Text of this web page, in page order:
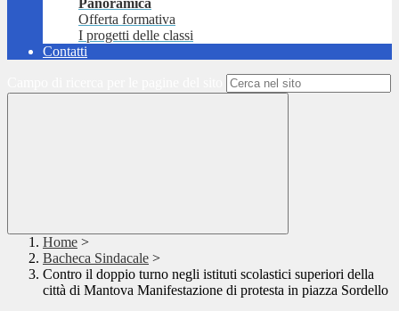
Panoramica
Offerta formativa
I progetti delle classi
Contatti
Home >
Bacheca Sindacale >
Contro il doppio turno negli istituti scolastici superiori della
città di Mantova Manifestazione di protesta in piazza Sordello